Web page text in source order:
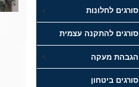
סורגים לחלונות
סורגים להתקנה עצמית
הגבהת מעקה
סורגים ביטחון